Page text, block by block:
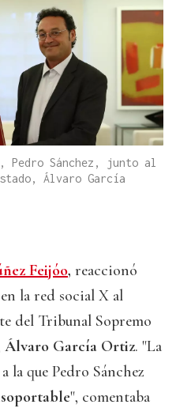
Pedro Sánchez, junto al
Álvaro García
Feijóo, reaccionó
la red social X al
del Tribunal Sopremo
Álvaro García Ortiz. "La
que Pedro Sánchez
", comentaba